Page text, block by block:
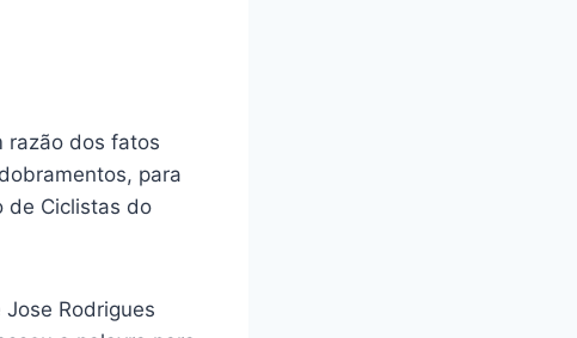
razão dos fatos
para
de Ciclistas do
Rodrigues